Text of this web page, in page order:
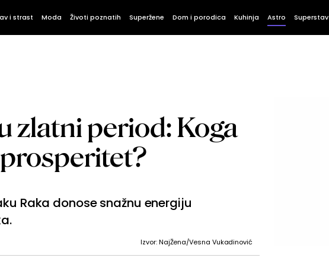
i strast Moda Životi poznatih Superžene Dom i porodica Kuhinja Astro Superstav
zlatni period: Koga
Raka donose snažnu energiju
Izvor: NajŽena/Vesna Vukadinović